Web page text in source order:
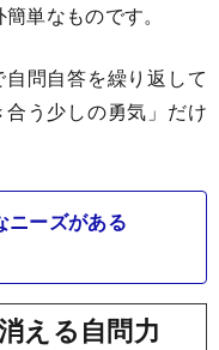
単なものです。
問自答を繰り返して
う少しの勇気」だけ
ニーズがある
える自問力